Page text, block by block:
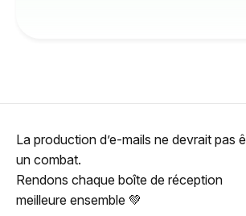
La production d’e-mails ne devrait pas
un combat.
Rendons chaque boîte de réception
meilleure ensemble 💚